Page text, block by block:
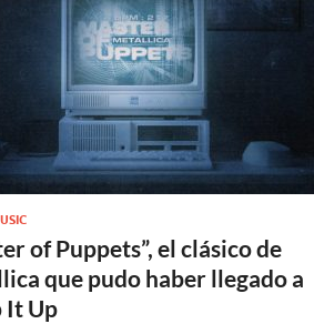
of Puppets”, el clásico de
que pudo haber llegado a
It Up